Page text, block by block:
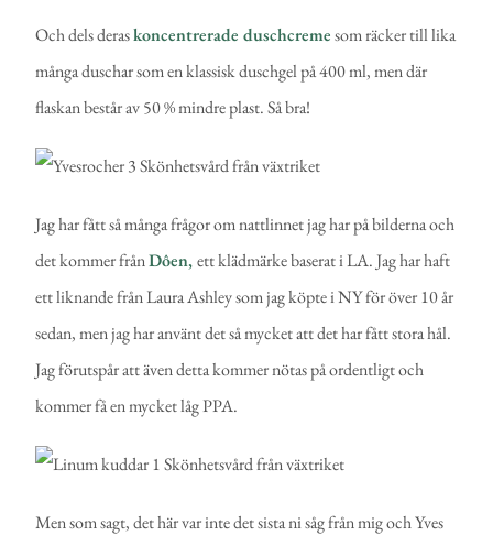
Och dels deraskoncentrerade duschcremesom räcker till lika
många duschar som en klassisk duschgel på 400 ml, men där
flaskan består av 50 % mindre plast. Så bra!
Jag har fått så många frågor om nattlinnet jag har på bilderna och
det kommer frånDôen, ett klädmärke baserat i LA. Jag har haft
ett liknande från Laura Ashley som jag köpte i NY för över 10 år
sedan, men jag har använt det så mycket att det har fått stora hål.
Jag förutspår att även detta kommer nötas på ordentligt och
kommer få en mycket låg PPA.
Men som sagt, det här var inte det sista ni såg från mig och Yves